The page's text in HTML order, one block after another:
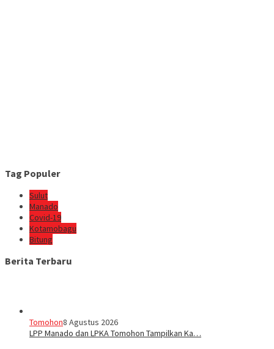
Tag Populer
Sulut
Manado
Covid-19
Kotamobagu
Bitung
Berita Terbaru
Tomohon8 Agustus 2026
LPP Manado dan LPKA Tomohon Tampilkan Ka…